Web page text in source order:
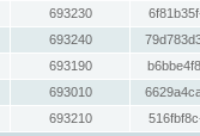
693230
693240
693190
693010
693210